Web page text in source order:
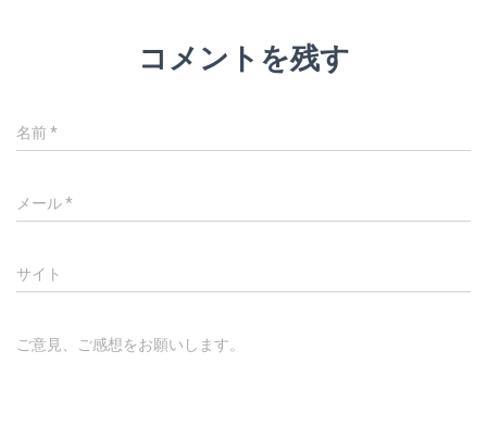
コメントを残す
名前*
メール*
サイト
ご意見、ご感想をお願いします。